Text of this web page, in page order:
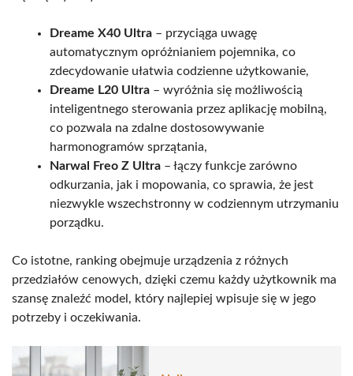
Dreame X40 Ultra – przyciąga uwagę
automatycznym opróżnianiem pojemnika, co
zdecydowanie ułatwia codzienne użytkowanie,
Dreame L20 Ultra – wyróżnia się możliwością
inteligentnego sterowania przez aplikację mobilną,
co pozwala na zdalne dostosowywanie
harmonogramów sprzątania,
Narwal Freo Z Ultra – łączy funkcje zarówno
odkurzania, jak i mopowania, co sprawia, że jest
niezwykle wszechstronny w codziennym utrzymaniu
porządku.
Co istotne, ranking obejmuje urządzenia z różnych
przedziałów cenowych, dzięki czemu każdy użytkownik ma
szansę znaleźć model, który najlepiej wpisuje się w jego
potrzeby i oczekiwania.